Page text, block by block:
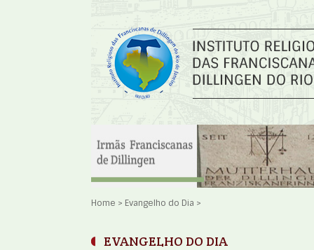
Home > Evangelho do Dia >
EVANGELHO DO DIA